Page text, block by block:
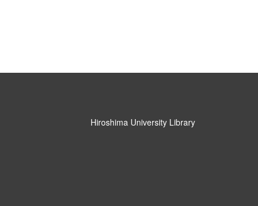
Hiroshima University Library